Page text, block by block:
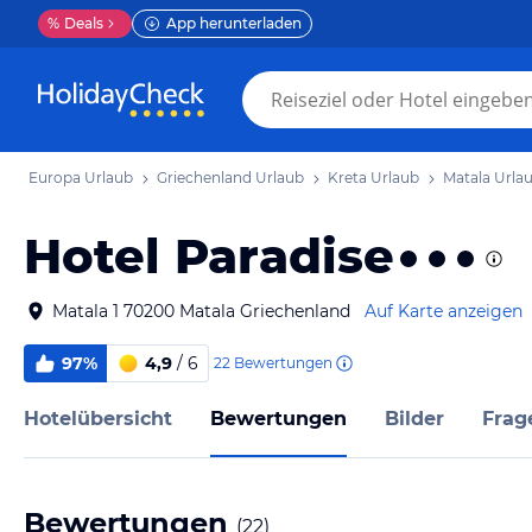
% Deals App herunterladen
Europa Urlaub Griechenland Urlaub Kreta Urlaub Matala
Hotel Paradise
Matala 1 70200 Matala Griechenland Auf Karte anzeigen
97% 4,9 / 6 22 Bewertungen
Hotelübersicht Bewertungen Bilder
Bewertungen (22)